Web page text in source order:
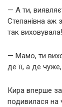
— А ти,
Степанівна аж
так виховувала!
— Мамо, ти
де її, а де
Кира вперше
подивилася на